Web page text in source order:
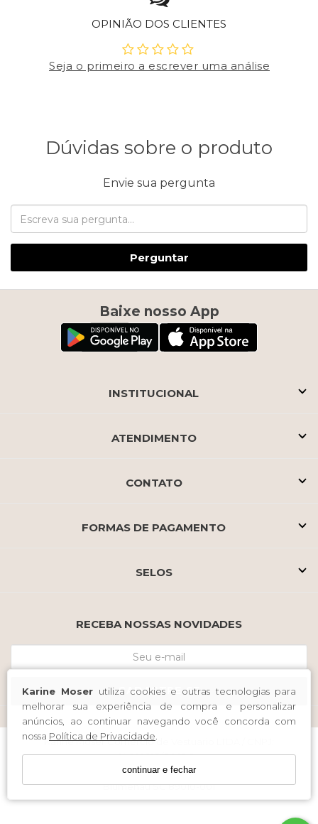
Karine Moser utiliza cookies e outras tecnologias para
melhorar sua experiência de compra e personalizar
anúncios, ao continuar navegando você concorda com
nossa Política de Privacidade.
continuar e fechar
OPINIÃO DOS CLIENTES
Seja o primeiro a escrever uma análise
Dúvidas sobre o produto
Envie sua pergunta
Perguntar
Baixe nosso App
INSTITUCIONAL
ATENDIMENTO
CONTATO
FORMAS DE PAGAMENTO
SELOS
RECEBA NOSSAS NOVIDADES
CADASTRE-SE
Karine Moser Comercio de Vestuario LTDA / CNPJ:
14.991.918/0001-54
Endereço: Rua 15 de Novembro 895 Sala 335 A 340 Centro
Blumenau SC 89010-001